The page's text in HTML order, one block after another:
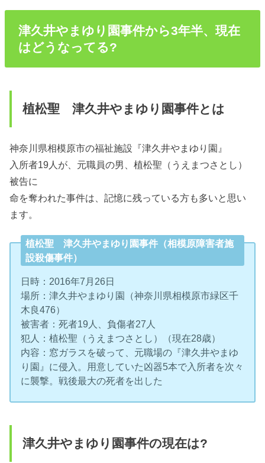
津久井やまゆり園事件から3年半、現在
はどうなってる?
植松聖 津久井やまゆり園事件とは
神奈川県相模原市の福祉施設『津久井やまゆり園』
入所者19人が、元職員の男、植松聖（うえまつさとし）
被告に
命を奪われた事件は、記憶に残っている方も多いと思い
ます。
植松聖 津久井やまゆり園事件（相模原障害者施
設殺傷事件）
日時：2016年7月26日
場所：津久井やまゆり園（神奈川県相模原市緑区千
木良476）
被害者：死者19人、負傷者27人
犯人：植松聖（うえまつさとし）（現在28歳）
内容：窓ガラスを破って、元職場の『津久井やまゆ
り園』に侵入。用意していた凶器5本で入所者を次々
に襲撃。戦後最大の死者を出した
津久井やまゆり園事件の現在は?